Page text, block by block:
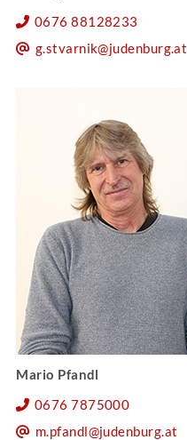
0676 88128233
g.stvarnik@judenburg.at
Mario Pfandl
0676 7875000
m.pfandl@judenburg.at